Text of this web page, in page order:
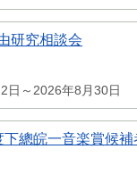
研究相談会
日～2026年8月30日
下總皖一音楽賞候補